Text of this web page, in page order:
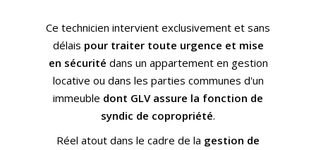
Ce technicien intervient exclusivement et sans
délais pour traiter toute urgence et mise
en sécurité dans un appartement en gestion
locative ou dans les parties communes d'un
immeuble dont GLV assure la fonction de
syndic de copropriété.
Réel atout dans le cadre de la gestion de